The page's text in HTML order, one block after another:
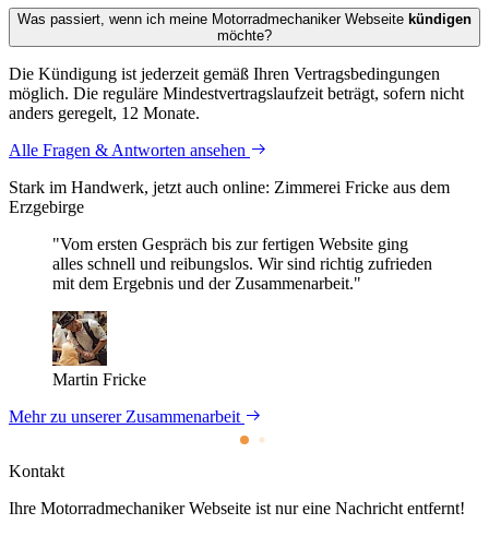
Was passiert, wenn ich meine Motorrad­mechaniker Webseite kündigen
möchte?
Die Kündigung ist jederzeit gemäß Ihren Vertragsbedingungen
möglich. Die reguläre Mindestvertragslaufzeit beträgt, sofern nicht
anders geregelt, 12 Monate.
Alle Fragen & Antworten ansehen
Stark im Handwerk, jetzt auch online: Zimmerei Fricke aus dem
Erzgebirge
"Vom ersten Gespräch bis zur fertigen Website ging
alles schnell und reibungslos. Wir sind richtig zufrieden
mit dem Ergebnis und der Zusammenarbeit."
Martin Fricke
Mehr zu unserer Zusammenarbeit
Kontakt
Ihre Motorrad­mechaniker Webseite ist nur eine Nachricht entfernt!